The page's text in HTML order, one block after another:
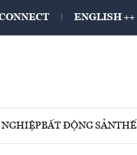
ENGLISH ++
BẤT ĐỘNG SẢN